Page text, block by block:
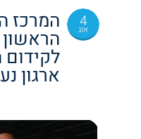
4
אוג המרכז
לקידום
ארגון